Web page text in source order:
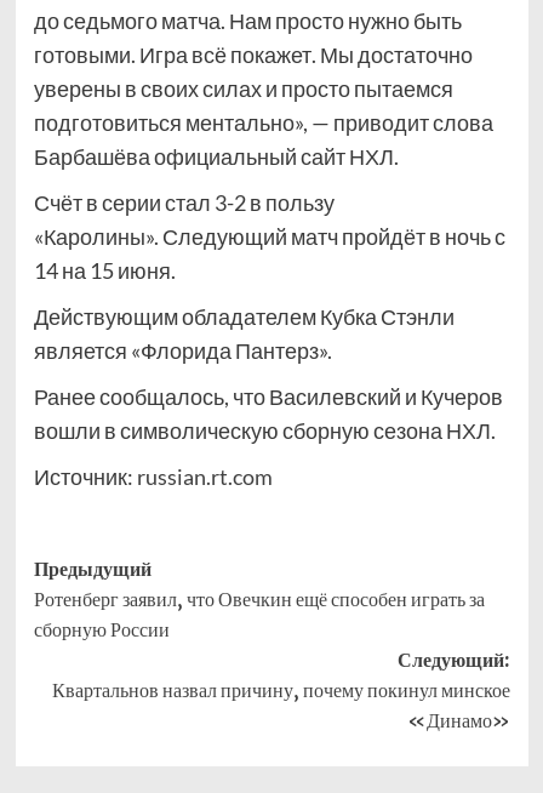
до седьмого матча. Нам просто нужно быть
готовыми. Игра всё покажет. Мы достаточно
уверены в своих силах и просто пытаемся
подготовиться ментально», — приводит слова
Барбашёва официальный сайт НХЛ.
Счёт в серии стал 3-2 в пользу
«Каролины». Следующий матч пройдёт в ночь с
14 на 15 июня.
Действующим обладателем Кубка Стэнли
является «Флорида Пантерз».
Ранее сообщалось, что Василевский и Кучеров
вошли в символическую сборную сезона НХЛ.
Источник: russian.rt.com
Навигация
записи
Предыдущий
Ротенберг заявил, что Овечкин ещё способен играть за
сборную России
Следующий:
Квартальнов назвал причину, почему покинул минское
«Динамо»